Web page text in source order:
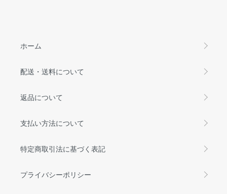
ホーム
配送・送料について
返品について
支払い方法について
特定商取引法に基づく表記
プライバシーポリシー